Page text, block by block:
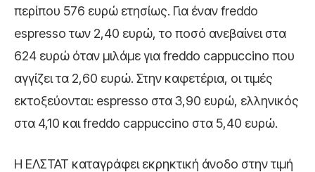
περίπου 576 ευρώ ετησίως. Για έναν freddo
espresso των 2,40 ευρώ, το ποσό ανεβαίνει στα
624 ευρώ όταν μιλάμε για freddo cappuccino που
αγγίζει τα 2,60 ευρώ. Στην καφετέρια, οι τιμές
εκτοξεύονται: espresso στα 3,90 ευρώ, ελληνικός
στα 4,10 και freddo cappuccino στα 5,40 ευρώ.
Η ΕΛΣΤΑΤ καταγράφει εκρηκτική άνοδο στην τιμή